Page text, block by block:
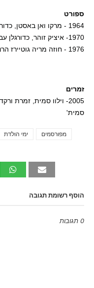
ספורט
1964 - מרקו ואן באסטן, כדורגלן הולנדי
1970- איציק זוהר, כדורגלן עבר ישראלי
1976 - חוזה מריה גוטיירז הרננדז (גוטי), כדורגלן ספרדי
זמרים
2005- וילוו סמית, זמרת
סמית'
ימי הולדת
מפורסמים
הוסף רשומת תגובה
0 תגובות